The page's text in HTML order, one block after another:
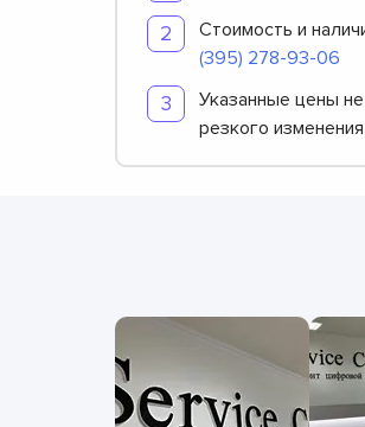
Стоимость и
(395) 278-93-06
Указанные цены
резкого